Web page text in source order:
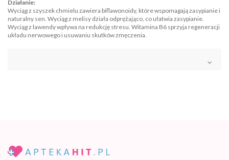
Działanie:
Wyciąg z szyszek chmielu zawiera biflawonoidy, które wspomagają zasypianie i
naturalny sen. Wyciąg z melisy działa odprężająco, co ułatwia zasypianie.
Wyciąg z lawendy wpływa na redukcję stresu. Witamina B6 sprzyja regeneracji
układu nerwowego i usuwaniu skutków zmęczenia.